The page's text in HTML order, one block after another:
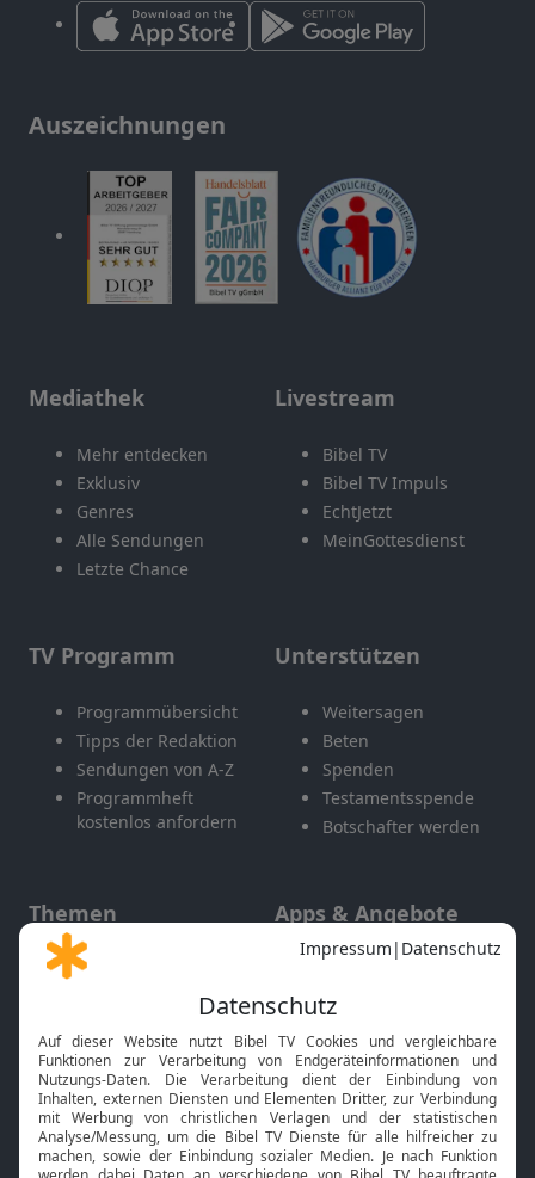
Auszeichnungen
Mediathek
Mehr entdecken
Exklusiv
Genres
Alle Sendungen
Letzte Chance
Livestream
Bibel TV
Bibel TV Impuls
EchtJetzt
MeinGottesdienst
TV Programm
Programmübersicht
Tipps der Redaktion
Sendungen von A-Z
Programmheft
kostenlos anfordern
Unterstützen
Weitersagen
Beten
Spenden
Testamentsspende
Botschafter werden
Themen
Gott und Bibel erklärt
Neuigkeiten
Apps & Angebote
Mobile App
Smart TV
HbbTV
Bibelthek Online-Bibel
Nächster Gottesdienst